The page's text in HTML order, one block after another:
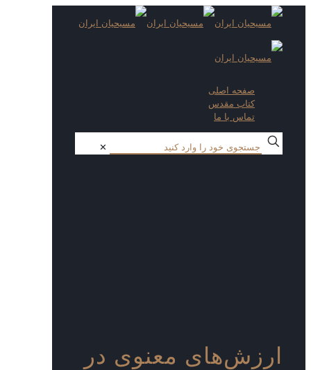
صفحه اصلی
کتاب مقدس
تماس با ما
✕
ارزش‌های معنوی در